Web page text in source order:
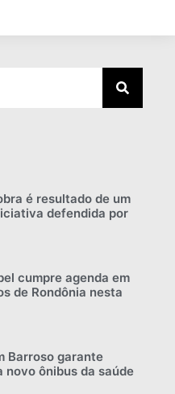
é resultado de um
defendida por
cumpre agenda em
de Rondônia nesta
Barroso garante
novo ônibus da saúde